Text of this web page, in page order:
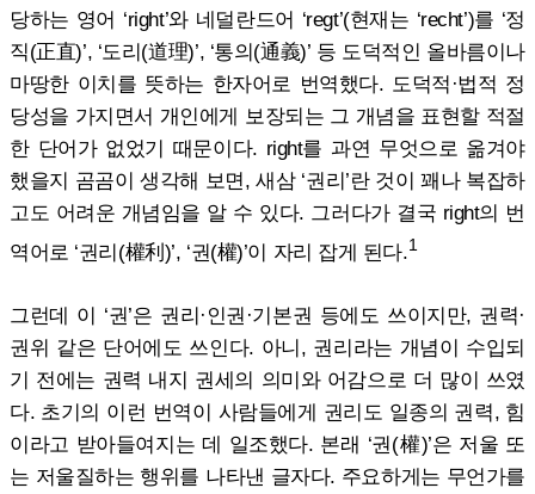
당하는 영어 ‘right’와 네덜란드어 ‘regt’(현재는 ‘recht’)를 ‘정
직(正直)’, ‘도리(道理)’, ‘통의(通義)’ 등 도덕적인 올바름이나
마땅한 이치를 뜻하는 한자어로 번역했다. 도덕적·법적 정
당성을 가지면서 개인에게 보장되는 그 개념을 표현할 적절
한 단어가 없었기 때문이다. right를 과연 무엇으로 옮겨야
했을지 곰곰이 생각해 보면, 새삼 ‘권리’란 것이 꽤나 복잡하
고도 어려운 개념임을 알 수 있다. 그러다가 결국 right의 번
역어로 ‘권리(權利)’, ‘권(權)’이 자리 잡게 된다.1
그런데 이 ‘권’은 권리·인권·기본권 등에도 쓰이지만, 권력·
권위 같은 단어에도 쓰인다. 아니, 권리라는 개념이 수입되
기 전에는 권력 내지 권세의 의미와 어감으로 더 많이 쓰였
다. 초기의 이런 번역이 사람들에게 권리도 일종의 권력, 힘
이라고 받아들여지는 데 일조했다. 본래 ‘권(權)’은 저울 또
는 저울질하는 행위를 나타낸 글자다. 주요하게는 무언가를